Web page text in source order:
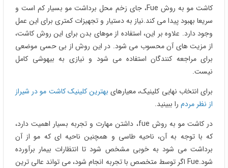
کاشت مو به روش Fue، جای زخم محل برداشت مو بسیار کم است و
سریعا بهبود پیدا می کند.نیاز به دستیار و تجهیزات کمتری برای این عمل
وجود دارد. علاوه بر این، استفاده از موهای بدن برای این روش کاشت،
از مزیت های آن محسوب می شود. در این روش از بی حسی موضعی
برای مراجعه کنندگان استفاده می شود و نیازی به بیهوشی کامل
نیست.
برای انتخاب نهایی کلینیک، معیارهای بهترین کلینیک کاشت مو در شیراز
از نظر مردم را ببینید.
در کاشت مو به روش fue، داشتن مهارت و تجربه بسیار اهمیت دارد،
که با توجه به آن، ناحیه طاسی و همچنین ناحیه ای که مو از آن
برداشت می شود به خوبی مشخص شود تا انتظارات بیمار برآورده
شود.Fue اگر توسط متخصص با تجربه انجام شود، می تواند عالی ترین